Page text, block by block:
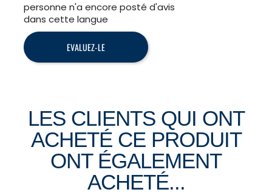
personne n'a encore posté d'avis
dans cette langue
EVALUEZ-LE
LES CLIENTS QUI ONT
ACHETÉ CE PRODUIT
ONT ÉGALEMENT
ACHETÉ...